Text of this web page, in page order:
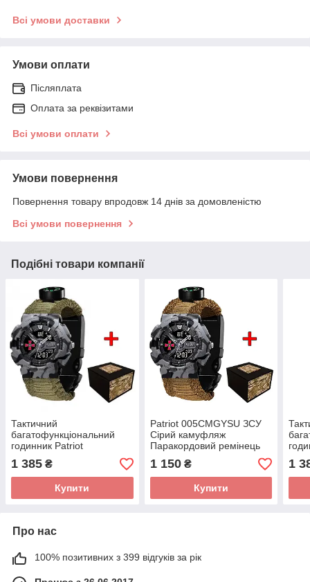
Всі умови доставки
Умови оплати
Післяплата
Оплата за реквізитами
Всі умови оплати
Умови повернення
Повернення товару впродовж 14 днів за домовленістю
Всі умови повернення
Подібні товари компанії
Тактичний
багатофункціональний
годинник Patriot
005CMGYSU ЗСУ Сірий
камуфляж Паракордовий
ремінець Army Green +
1 385 ₴
Купити
Patriot 005CMGYSU ЗСУ
Сірий камуфляж
Паракордовий ремінець
Khaki + Коробка.
1 150₴
Купити
1
Про нас
100% позитивних з 399 відгуків за рік